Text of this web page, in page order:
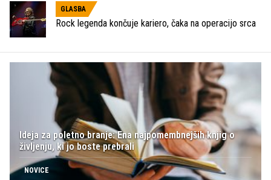
GLASBA
Rock legenda končuje kariero, čaka na operacijo srca
Ideja za poletno branje: Ena najpomembnejših knjig o
življenju, ki jo boste prebrali
NOVICE